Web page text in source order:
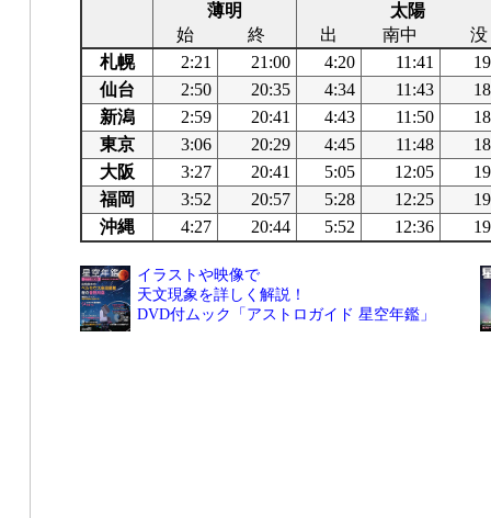
薄明
太陽
始
終 出 南中
没
札幌
2:21 21:00 4:20 11:41
仙台
2:50 20:35 4:34 11:43
新潟
2:59 20:41 4:43 11:50
東京
3:06 20:29 4:45 11:48
大阪
3:27 20:41 5:05 12:05
福岡
3:52 20:57 5:28 12:25
沖縄
4:27 20:44 5:52 12:36
イラストや映像で
天文現象を詳しく解説！
DVD付ムック「アストロガイド 星空年鑑」